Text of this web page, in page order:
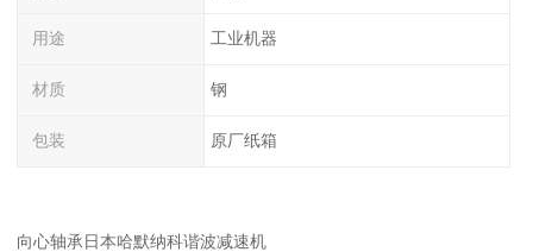
用途 工业机器
材质 钢
包装 原厂纸箱
向心轴承日本哈默纳科谐波减速机